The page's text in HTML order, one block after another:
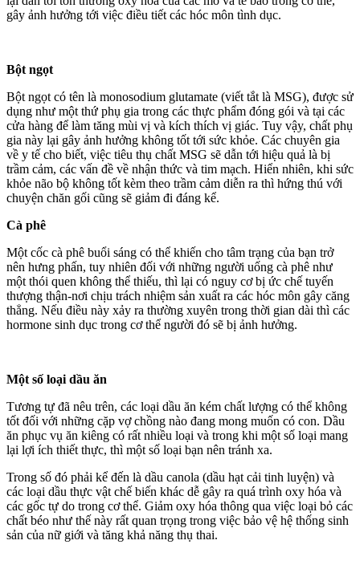
gây ảnh hưởng tới việc điều tiết các hóc môn tình dục.
Bột ngọt
Bột ngọt có tên là monosodium glutamate (viết tắt là MSG), được sử
dụng như một thứ phụ gia trong các thực phẩm đóng gói và tại các
cửa hàng để làm tăng mùi vị và kích thích vị giác. Tuy vậy, chất phụ
gia này lại gây ảnh hưởng không tốt tới sức khỏe. Các chuyên gia
về y tế cho biết, việc tiêu thụ chất MSG sẽ dẫn tới hiệu quả là bị
trầm cảm, các vấn đề về nhận thức và tim mạch. Hiển nhiên, khi sức
khỏe não bộ không tốt kèm theo trầm cảm diễn ra thì hứng thú với
chuyện chăn gối cũng sẽ giảm đi đáng kể.
Cà phê
Một cốc cà phê buổi sáng có thể khiến cho tâm trạng của bạn trở
nên hưng phấn, tuy nhiên đối với những người uống cà phê như
một thói quen không thể thiếu, thì lại có nguy cơ bị ức chế tuyến
thượng thận-nơi chịu trách nhiệm sản xuất ra các hóc môn gây căng
thẳng. Nếu điều này xảy ra thường xuyên trong thời gian dài thì các
hormone sinh dục trong cơ thể người đó sẽ bị ảnh hưởng.
Một số loại dầu ăn
Tương tự đã nêu trên, các loại dầu ăn kém chất lượng có thể không
tốt đối với những cặp vợ chồng nào đang mong muốn có con. Dầu
ăn phục vụ ăn kiêng có rất nhiều loại và trong khi một số loại mang
lại lợi ích thiết thực, thì một số loại bạn nên tránh xa.
Trong số đó phải kể đến là dầu canola (dầu hạt cải tinh luyện) và
các loại dầu thực vật chế biến khác dễ gây ra quá trình oxy hóa và
các gốc tự do trong cơ thể. Giảm oxy hóa thông qua việc loại bỏ các
chất béo như thế này rất quan trọng trong việc bảo vệ hệ thống sinh
sản của nữ giới và tăng khả năng thụ thai.